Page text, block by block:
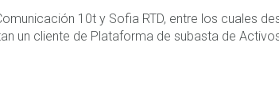
10t y Sofia RTD, entre los cuales
un cliente de Plataforma de subasta de